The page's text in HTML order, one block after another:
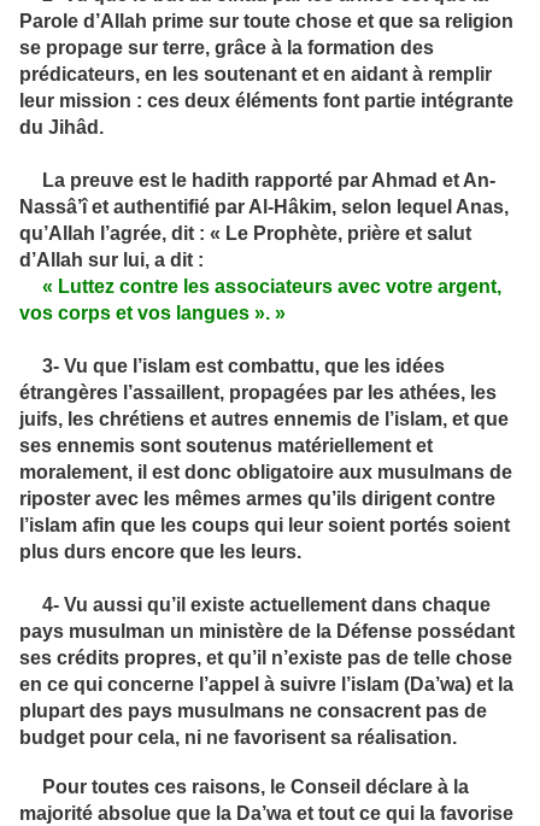
Parole d’Allah prime sur toute chose et que sa religion
se propage sur terre, grâce à la formation des
prédicateurs, en les soutenant et en aidant à remplir
leur mission : ces deux éléments font partie intégrante
du Jihâd.
La preuve est le hadith rapporté par Ahmad et An-
Nassâ’î et authentifié par Al-Hâkim, selon lequel Anas,
qu’Allah l’agrée, dit : « Le Prophète, prière et salut
d’Allah sur lui, a dit :
« Luttez contre les associateurs avec votre argent,
vos corps et vos langues ». »
3- Vu que l’islam est combattu, que les idées
étrangères l’assaillent, propagées par les athées, les
juifs, les chrétiens et autres ennemis de l’islam, et que
ses ennemis sont soutenus matériellement et
moralement, il est donc obligatoire aux musulmans de
riposter avec les mêmes armes qu’ils dirigent contre
l’islam afin que les coups qui leur soient portés soient
plus durs encore que les leurs.
4- Vu aussi qu’il existe actuellement dans chaque
pays musulman un ministère de la Défense possédant
ses crédits propres, et qu’il n’existe pas de telle chose
en ce qui concerne l’appel à suivre l’islam (Da’wa) et la
plupart des pays musulmans ne consacrent pas de
budget pour cela, ni ne favorisent sa réalisation.
Pour toutes ces raisons, le Conseil déclare à la
majorité absolue que la Da’wa et tout ce qui la favorise